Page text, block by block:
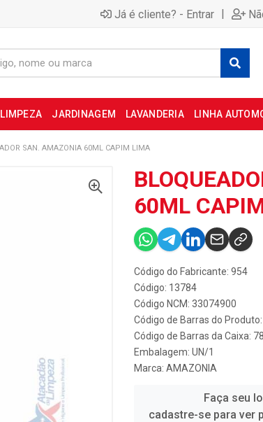
Já é cliente? - Entrar |
JARDINAGEM LAVANDERIA LINHA
SAN. AMAZONIA 60ML CAPIM LIMA
60ML
Código do Fabricante: 954
Código: 13784
Código NCM: 33074900
Código de Barras do
Código de Barras da Caixa:
Embalagem: UN/1
Marca: AMAZONIA
Faça seu
cadastre-se para ver